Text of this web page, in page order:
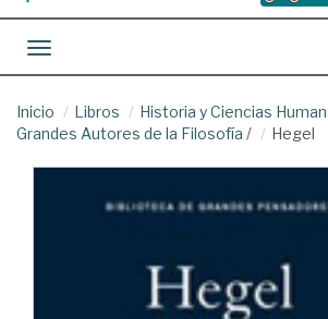
Toggle navigation
Inicio Libros Historia y Ciencias
Grandes Autores de la Filosofía / Hegel